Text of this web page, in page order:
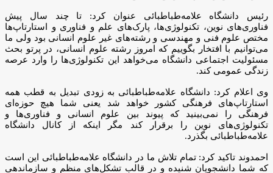
وی اعلام کرد: دانشگاه علامه‌طباطبائی به زودی تبدیل به قطب همه
استارتاپ‌های فرهنگی کشور خواهد شد یعنی شما هیچ حوزه‌ای
فرهنگی را نمی‌بینید که پیوند بین علوم انسانی و فناوری‌ها و
تکنولوژی‌های نوین را برقرار کند مگر اینکه از کانال دانشگاه
علامه‌طباطبائی بگذرد.
احمدوند تاکید کرد: تمام تلاش ما در دانشگاه علامه‌طباطبائی این است
که شما دانشجویان شنیده و در قالب تشکل‌های منظم و سازماندهی
شده همچون کانون‌های فرهنگی و انجمن‌های علمی به رسمیت شناخته
شوید. هر کدام از شما در چهارچوب علایقی که دارید در کنار برنامه
درسی خود، در این حوزه‌ها فعالیت می‌کنید. ما در دانشگاه
علامه‌طباطبائی مرکز مهارت‌افزایی داریم و دانشجویان ما علاوه بر
می‌بینند تا وقتی از دانشگاه فارغ‌التحصیل می‌شوند به را حتی بتواند
وارد بازار کار شوند.